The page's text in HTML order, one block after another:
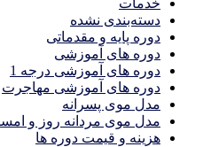
خدمات
دسته‌بندی نشده
دوره پایه و مقدماتی
دوره های آموزشی
دوره های آموزشی درجه 1
دوره های آموزشی مهاجرت
مدل موی پسرانه
مدل موی مردانه روز و
هزینه و قیمت دوره ها